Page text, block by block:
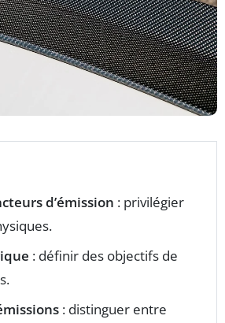
d’émission : privilégier
: définir des objectifs de
: distinguer entre